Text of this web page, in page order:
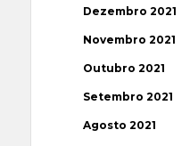
Dezembro 2021
Novembro 2021
Outubro 2021
Setembro 2021
Agosto 2021